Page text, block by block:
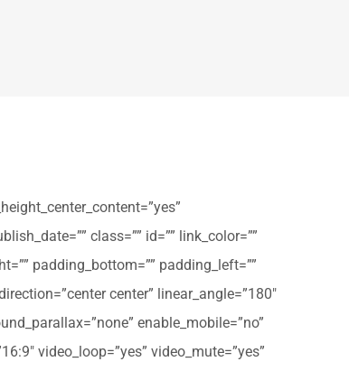
class=”” id=”” link_color=””
padding_bottom=”” padding_left=””
center” linear_angle=”180″
enable_mobile=”no”
video_loop=”yes” video_mute=”yes”